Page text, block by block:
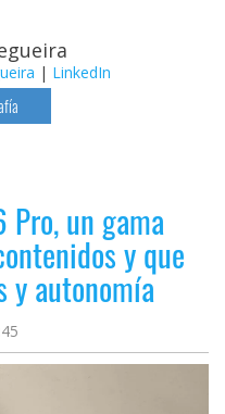
| LinkedIn
Pro, un gama
y que
y autonomía